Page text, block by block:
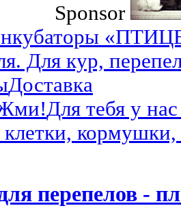
Sponsor
Для кур,
Доставка
Для тебя у
перепелов -